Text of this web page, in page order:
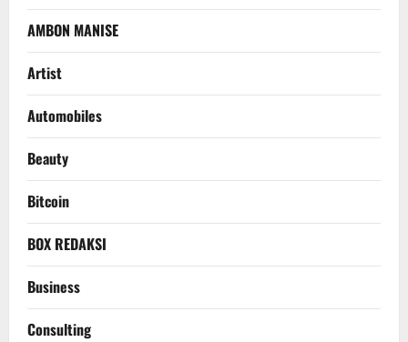
AMBON MANISE
Artist
Automobiles
Beauty
Bitcoin
BOX REDAKSI
Business
Consulting